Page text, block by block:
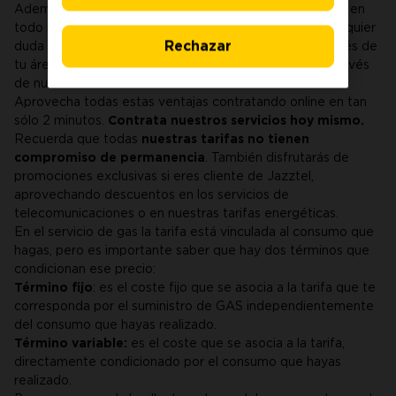
Además, nuestro equipo deatención al clienteestará en
todo momento disponible para que puedas aclarar cualquier
duda o consulta. Puedes contactar con nosotros a través de
tu área de cliente, la App de Jazztel LUZ y GAS, o a través
de nuestro teléfono.
Aprovecha todas estas ventajas contratando online en tan
sólo 2 minutos. Contrata nuestros servicios hoy mismo.
Recuerda que todas nuestras tarifas no tienen
compromiso de permanencia . También disfrutarás de
promociones exclusivas si eres cliente de Jazztel,
aprovechando descuentos en los servicios de
telecomunicaciones o en nuestras tarifas energéticas.
En el servicio de gas la tarifa está vinculada al consumo que
hagas, pero es importante saber que hay dos términos que
condicionan ese precio:
Término fijo: es el coste fijo que se asocia a la tarifa que te
corresponda por el suministro de GAS independientemente
del consumo que hayas realizado.
Término variable: es el coste que se asocia a la tarifa,
directamente condicionado por el consumo que hayas
realizado.
Rechazar